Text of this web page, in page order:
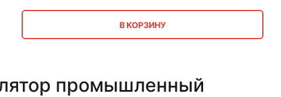
В КОРЗИНУ
промышленный